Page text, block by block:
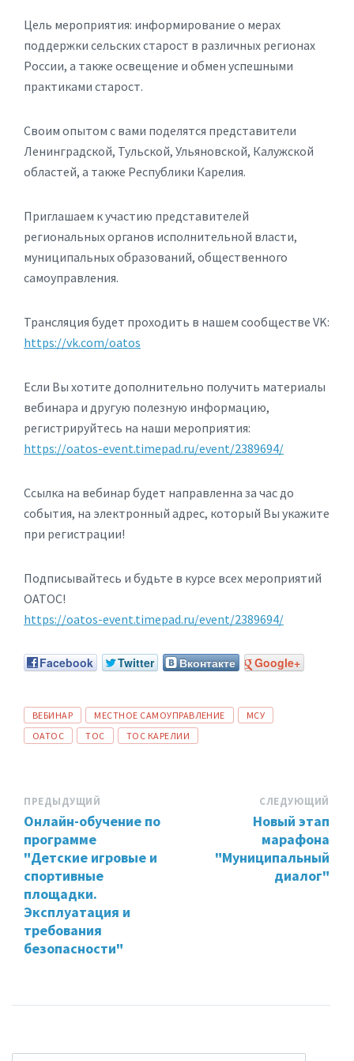
Цель мероприятия: информирование о мерах
поддержки сельских старост в различных регионах
России, а также освещение и обмен успешными
практиками старост.
Своим опытом с вами поделятся представители
Ленинградской, Тульской, Ульяновской, Калужской
областей, а также Республики Карелия.
Приглашаем к участию представителей
региональных органов исполнительной власти,
муниципальных образований, общественного
самоуправления.
Трансляция будет проходить в нашем сообществе VK:
https://vk.com/oatos
Если Вы хотите дополнительно получить материалы
вебинара и другую полезную информацию,
регистрируйтесь на наши мероприятия:
https://oatos-event.timepad.ru/event/2389694/
Ссылка на вебинар будет направленна за час до
события, на электронный адрес, который Вы укажите
при регистрации!
Подписывайтесь и будьте в курсе всех мероприятий
ОАТОС!
https://oatos-event.timepad.ru/event/2389694/
Facebook Twitter Вконтакте Google+
ТЕГИ:
ВЕБИНАР МЕСТНОЕ САМОУПРАВЛЕНИЕ
МСУ
ОАТОС
ТОС ТОС КАРЕЛИИ
ПРЕДЫДУЩИЙ
Онлайн-обучение по
программе
"Детские игровые и
спортивные
площадки.
Эксплуатация и
требования
безопасности"
СЛЕДУЮЩИЙ
Новый этап
марафона
"Муниципальный
диалог"